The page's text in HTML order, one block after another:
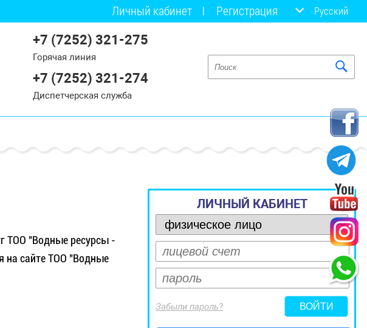
Личный кабинет Регистрация Русский
+7 (7252) 321-275
Горячая линия
+7 (7252) 321-274
Диспетчерская служба
ТОО "Водные ресурсы -
на сайте ТОО "Водные
ЛИЧНЫЙ КАБИНЕТ
Забыли пароль?